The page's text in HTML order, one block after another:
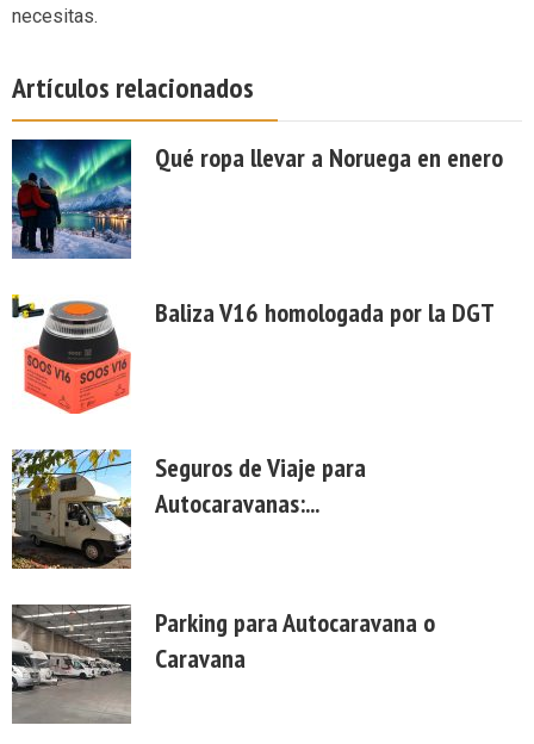
necesitas.
Artículos relacionados
Qué ropa llevar a Noruega en enero
Baliza V16 homologada por la DGT
Seguros de Viaje para
Autocaravanas:...
Parking para Autocaravana o
Caravana